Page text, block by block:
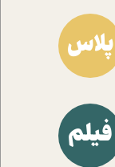
پلاس
فیلم